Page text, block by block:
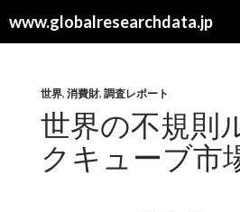
www.globalresearchdata.jp
索
世界, 消費財, 調査レポート
世界の不規則
クキューブ市